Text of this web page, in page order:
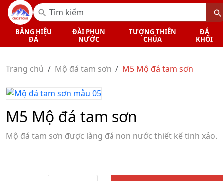
BẢNG HIỆU
ĐÁ
ĐÀI PHUN
NƯỚC
TƯỢNG THIÊN
CHÚA
ĐÁ
KHỐI
Trang chủ Mộ đá tam sơn M5 Mộ đá tam sơn
M5 Mộ đá tam sơn
Mộ đá tam sơn được làng đá non nước thiết kế tinh xảo.